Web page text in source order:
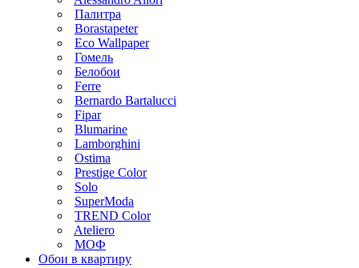
Палитра
Borastapeter
Eco Wallpaper
Гомель
Белобои
Ferre
Bernardo Bartalucci
Fipar
Blumarine
Lamborghini
Ostima
Prestige Color
Solo
SuperModa
TREND Color
Ateliero
МОФ
Обои в квартиру